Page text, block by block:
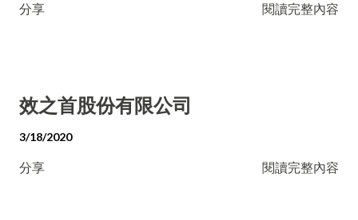
分享 閱讀完整內容
效之首股份有限公司
3/18/2020
分享 閱讀完整內容